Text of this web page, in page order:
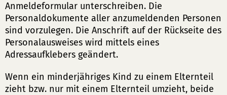
Anmeldeformular unterschreiben. Die
Personaldokumente aller anzumeldenden Personen
sind vorzulegen. Die Anschrift auf der Rückseite des
Personalausweises wird mittels eines
Adressaufklebers geändert.
Wenn ein minderjähriges Kind zu einem Elternteil
zieht bzw. nur mit einem Elternteil umzieht, beide